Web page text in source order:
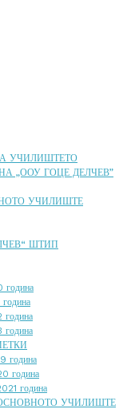
УЧИЛИШТЕТО
„ООУ ГОЦЕ ДЕЛЧЕВ”
УЧИЛИШТЕ
ШТИП
година
година
година
година
година
година
УЧИЛИШТЕ